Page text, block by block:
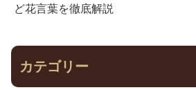
ど花言葉を徹底解説
カテゴリー